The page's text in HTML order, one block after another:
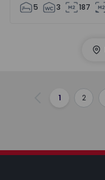
5 3 187
Anterior
1 2